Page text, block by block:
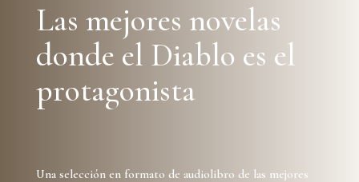
Las mejores novelas
donde el Diablo es el
protagonista
Una selección en formato de audiolibro de las mejores